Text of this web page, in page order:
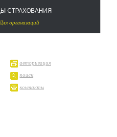
СТРАХОВАНИЯ
Для организаций
авторизация
поиск
контакты